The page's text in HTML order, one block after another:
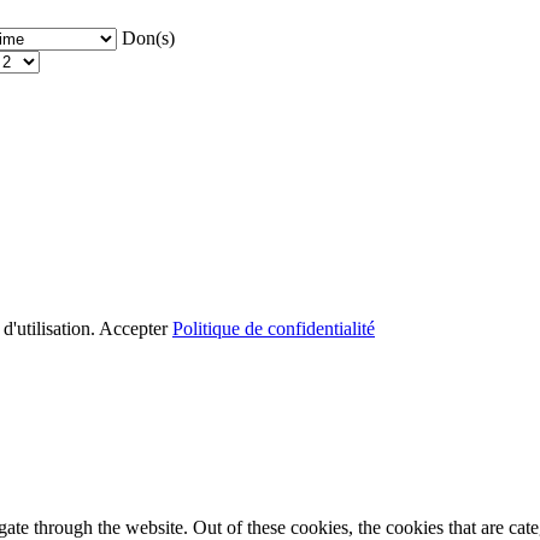
Don(s)
d'utilisation. Accepter Politique de confidentialité
through the website. Out of these cookies, the cookies that are